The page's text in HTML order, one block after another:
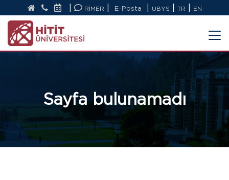
RİMER E-Posta UBYS TR EN
Sayfa bulunamadı